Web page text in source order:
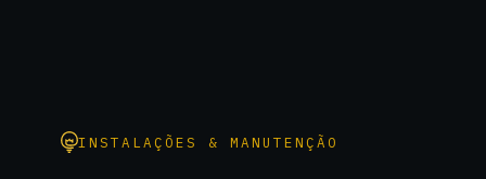
INSTALAÇÕES & MANUTENÇÃO